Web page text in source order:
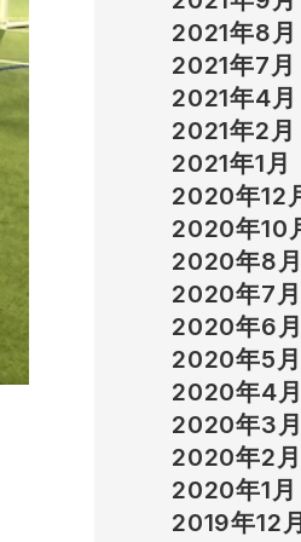
2021年8月
2021年7月
2021年4月
2021年2月
2021年1月
2020年12
2020年10
2020年8月
2020年7月
2020年6月
2020年5月
2020年4月
2020年3月
2020年2月
2020年1月
2019年12月